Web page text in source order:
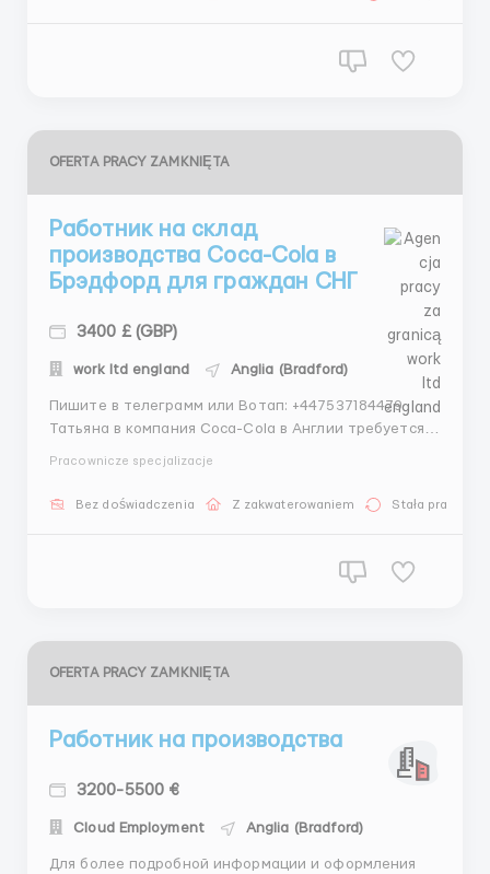
OFERTA PRACY ZAMKNIĘTA
Работник на склад
производства Coca-Cola в
Брэдфорд для граждан СНГ
3400 £ (GBP)
work ltd england Anglia (Bradford)
Пишите в телеграмм или Вотап: +447537184479
Татьяна ️в компания Coca-Cola в Англии требуется
товара • Упаковка товара в картонные коробки •
Pracownicze specjalizacje
Bez doświadczenia Z zakwaterowaniem Stała praca
OFERTA PRACY ZAMKNIĘTA
Работник на производства
3200-5500 €
Cloud Employment Anglia (Bradford)
Для более подробной информации и оформления